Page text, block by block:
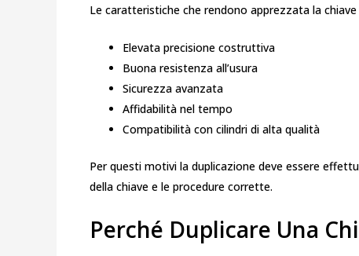
Le caratteristiche che rendono apprezzata la
Elevata precisione costruttiva
Buona resistenza all’usura
Sicurezza avanzata
Affidabilità nel tempo
Compatibilità con cilindri di alta qualità
Per questi motivi la duplicazione deve essere
della chiave e le procedure corrette.
Perché Duplicare Una